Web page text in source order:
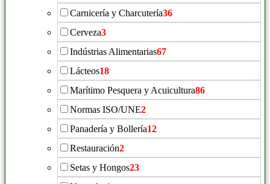
Carnicería y Charcutería36
Cerveza3
Indústrias Alimentarias67
Lácteos18
Marítimo Pesquera y Acuicultura86
Normas ISO/UNE2
Panadería y Bollería12
Restauración2
Setas y Hongos23